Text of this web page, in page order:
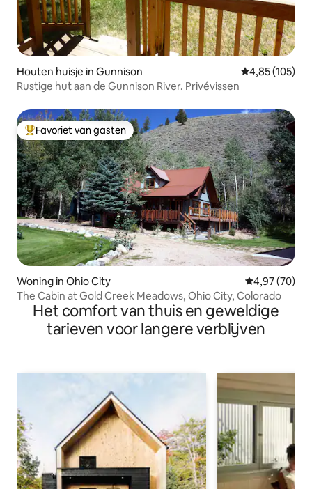
Houten huisje in Gunnison Gemiddelde
4,85 (105)
Rustige hut aan de Gunnison River. Privévissen
Topfavoriet van gasten
Favoriet van gasten
Woning in Ohio City Gemiddelde
4,97 (70)
The Cabin at Gold Creek Meadows, Ohio City, Colorado
Het comfort van thuis en geweldige
tarieven voor langere verblijven